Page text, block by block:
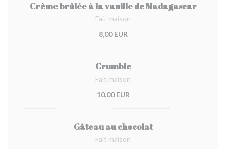
Crème brûlée à la vanille de Madagascar
Fait maison
8,00 EUR
Crumble
Fait maison
10,00 EUR
Gâteau au chocolat
Fait maison